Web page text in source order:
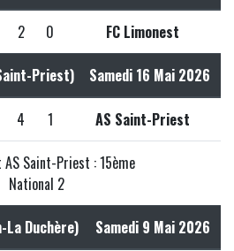
2 0 FC Limonest
Priest) Samedi 16 Mai 2026
4 1 AS Saint-Priest
AS Saint-Priest : 15ème
National 2
La Duchère) Samedi 9 Mai 2026